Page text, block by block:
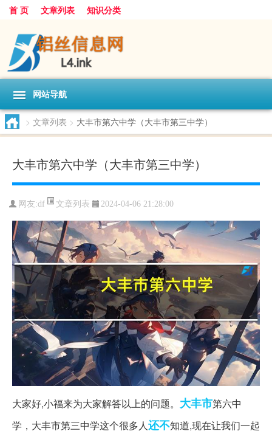
首 页 文章列表 知识分类
网站导航
> 文章列表 > 大丰市第六中学（大丰市第三中学）
大丰市第六中学（大丰市第三中学）
网友:df 文章列表 2024-04-06 21:28:00
大家好,小福来为大家解答以上的问题。 大丰市第六中
学，大丰市第三中学这个很多人还不知道,现在让我们一起